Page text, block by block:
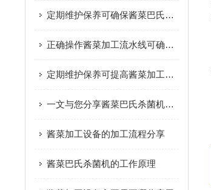
定期维护保养可确保酱菜巴氏杀菌机的安全性
正确操作酱菜加工流水线可确保产品质量
定期维护保养可提高酱菜加工设备的生产效率
一文与您分享酱菜巴氏杀菌机的结构组成
酱菜加工设备的加工流程分享
酱菜巴氏杀菌机的工作原理